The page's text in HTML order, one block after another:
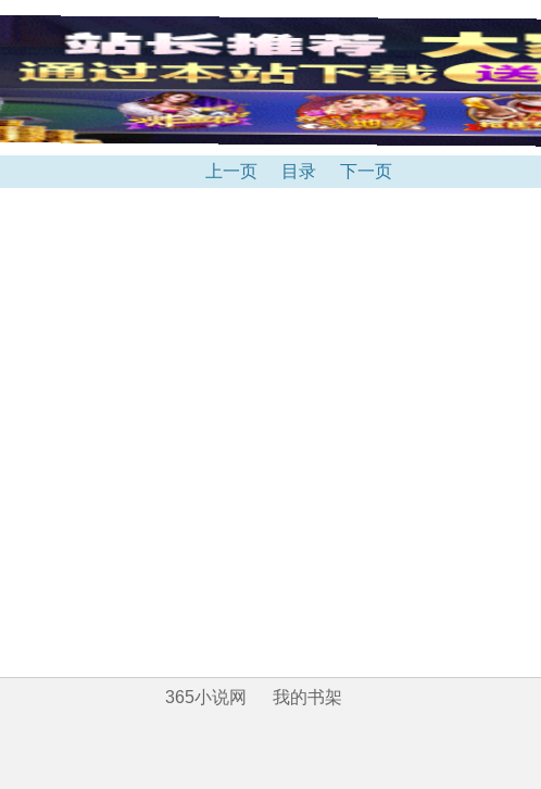
上一页 目录 下一页
365小说网 我的书架